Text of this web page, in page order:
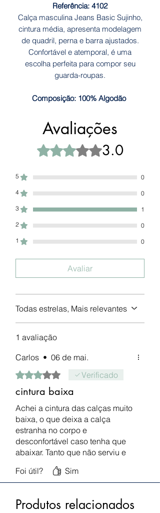
Referência: 4102
Calça masculina Jeans Basic Sujinho,
cintura média, apresenta modelagem
de quadril, perna e barra ajustados.
Confortável e atemporal, é uma
escolha perfeita para compor seu
guarda-roupas.
Composição: 100% Algodão
Avaliações
Rated 3 out of 5 stars.3.0
5
0
4
0
3
1
2
0
1
0
Avaliar
Todas estrelas, Mais relevantes
1 avaliação
Carlos • 06 de mai.
Rated 3 out of 5 stars.Verificado
cintura baixa
Achei a cintura das calças muito
baixa, o que deixa a calça
estranha no corpo e
desconfortável caso tenha que
abaixar. Tanto que não serviu e
Foi útil? Sim
Produtos relacionados